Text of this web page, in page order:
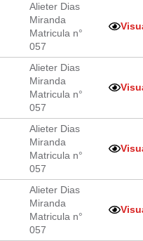
Alieter Dias
Miranda
Matricula n°
057
Alieter Dias
Miranda
Matricula n°
057
Alieter Dias
Miranda
Matricula n°
057
Alieter Dias
Miranda
Matricula n°
057